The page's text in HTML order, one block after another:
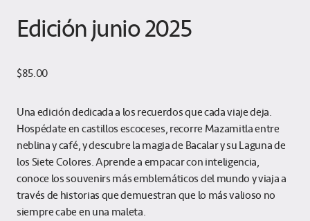
Edición junio 2025
$85.00
Una edición dedicada a los recuerdos que cada viaje deja.
Hospédate en castillos escoceses, recorre Mazamitla entre
neblina y café, y descubre la magia de Bacalar y su Laguna de
los Siete Colores. Aprende a empacar con inteligencia,
conoce los souvenirs más emblemáticos del mundo y viaja a
través de historias que demuestran que lo más valioso no
siempre cabe en una maleta.